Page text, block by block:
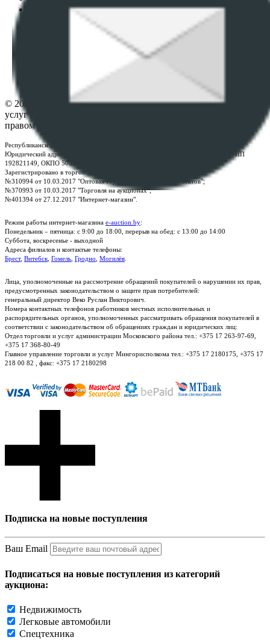
Политика в отношении обработки персональных
ПОЛОЖЕНИЕ О ПОЛИТИКЕ ОБРАБОТКИ COOKIE-
Настройки cookie-файлов
© 2026 Республиканское унитарное предприятие по оказанию
услуг "БелЮрОбеспечение" - Все права защищены авторским
правом
Республиканское унитарное предприятие по оказанию услуг "БелЮрОбеспечение"
Юридический адрес: г. Минск, пр-т. Дзержинского, 1Б, e-mail:
, УНП
192821149, ОКПО 500111895000
Зарегистрировано в торговом реестре Республики Беларусь:
№310994 от 10.03.2017 "Оптовая торговля без торговых объектов";
№370993 от 10.03.2017 "Торговля на аукционах";
№401394 от 27.12.2017 "Интернет-магазин".
Режим работы интернет-магазина e-auction.by:
Понедельник – пятница: с 9:00 до 18:00, перерыв на обед: с 13:00 до 14:00
Суббота, воскресенье - выходной
Адреса филиалов и контактые телефоны:
Брест, Витебск Гомель Гродно Могилёв
Лица, уполномоченные на рассмотрение обращений покупателей о нарушении их прав,
предусмотренных законодательством о защите прав потребителей:
генеральный директор Веко Руслан Викторович.
Номера контактных телефонов работников местных исполнительных и
распорядительных органов, уполномоченных рассматривать обращения покупателей в
соответствии с законодательством об обращениях граждан и юридических лиц:
Отдел торговли и услуг администрации Московского района тел.: +375 17 263-97-69,
+375 17 368-80-49
Главное управление торговли и услуг Мингорисполкома тел.: +375 17 2180175, +375 17
218 00 82 , факс: +375 17 2180298
Подписка на новые поступления
Ваш Email
Подписаться на новые поступления из категорий
аукциона:
Недвижимость
Легковые автомобили
Спецтехника